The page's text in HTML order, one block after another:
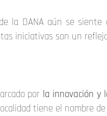
la DANA aún se
iniciativas son un
por la innovación y
tiene el nombre